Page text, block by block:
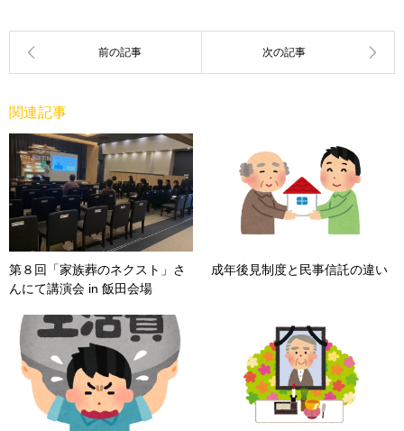
関連記事
第８回「家族葬のネクスト」さ
んにて講演会 in 飯田会場
成年後見制度と民事信託の違い